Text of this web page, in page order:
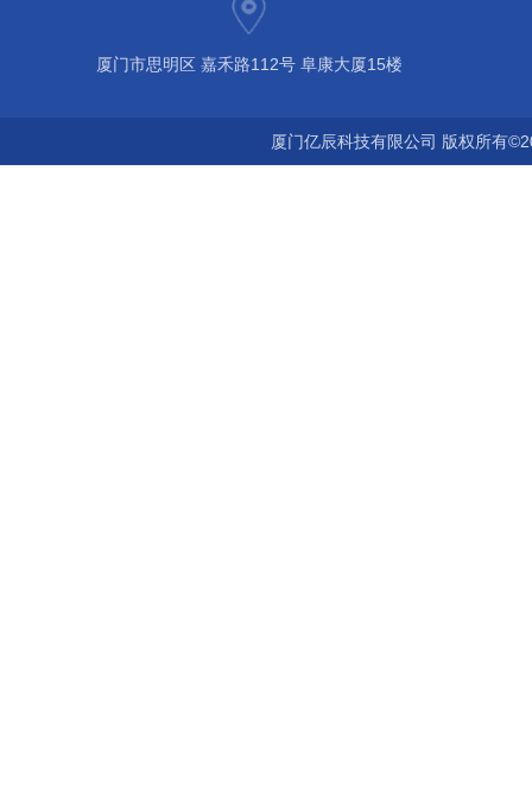
厦门市思明区 嘉禾路112号 阜康大厦15楼
厦门亿辰科技有限公司 版权所有